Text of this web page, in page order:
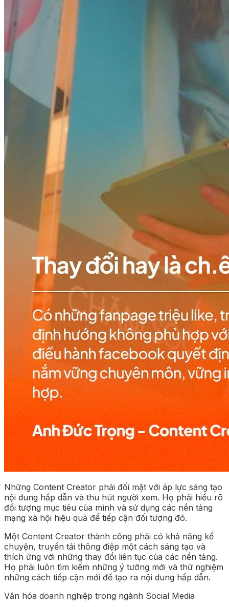
Những Content Creator phải đối mặt với áp lực sáng tạo
nội dung hấp dẫn và thu hút người xem. Họ phải hiểu rõ
đối tượng mục tiêu của mình và sử dụng các nền tảng
mạng xã hội hiệu quả để tiếp cận đối tượng đó.
Một Content Creator thành công phải có khả năng kể
chuyện, truyền tải thông điệp một cách sáng tạo và
thích ứng với những thay đổi liên tục của các nền tảng.
Họ phải luôn tìm kiếm những ý tưởng mới và thử nghiệm
những cách tiếp cận mới để tạo ra nội dung hấp dẫn.
Văn hóa doanh nghiệp trong ngành Social Media